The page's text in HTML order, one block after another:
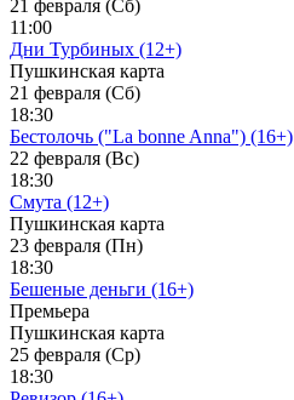
21 февраля (Сб)
11:00
Дни Турбиных (12+)
Пушкинская карта
21 февраля (Сб)
18:30
Бестолочь ("La bonne Anna") (16+)
22 февраля (Вс)
18:30
Смута (12+)
Пушкинская карта
23 февраля (Пн)
18:30
Бешеные деньги (16+)
Премьера
Пушкинская карта
25 февраля (Ср)
18:30